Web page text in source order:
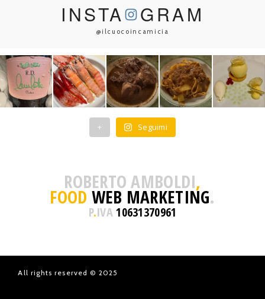
INSTA GRAM
@ilcuocoincamicia
+ Seguimi
ROBERTO AMBOLDI,
FOOD WEB MARKETING.
P.IVA10631370961
All rights reserved © 2025